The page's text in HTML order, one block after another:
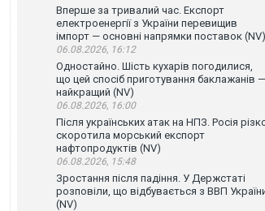
Вперше за тривалий час. Експорт
електроенергії з України перевищив
імпорт — основні напрямки поставок (NV)
06.08.2026, 16:12
Одностайно. Шість кухарів погодилися,
що цей спосіб приготування баклажанів —
найкращий (NV)
06.08.2026, 16:00
Після українських атак на НПЗ. Росія
скоротила морський експорт
нафтопродуктів (NV)
06.08.2026, 15:48
Зростання після падіння. У Держстаті
розповіли, що відбувається з ВВП
(NV)